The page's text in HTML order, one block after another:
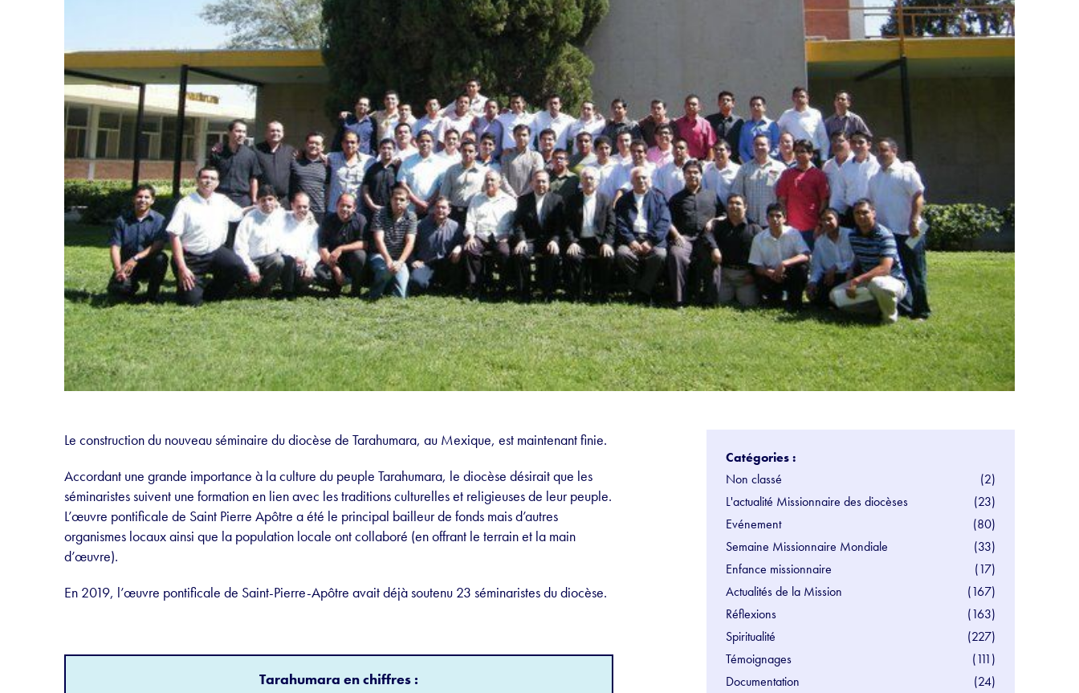
Le construction du nouveau séminaire du diocèse de Tarahumara, au Mexique, est maintenant finie.
Accordant une grande importance à la culture du peuple Tarahumara, le diocèse désirait que les
séminaristes suivent une formation en lien avec les traditions culturelles et religieuses de leur peuple.
L’œuvre pontificale de Saint Pierre Apôtre a été le principal bailleur de fonds mais d’autres
organismes locaux ainsi que la population locale ont collaboré (en offrant le terrain et la main
d’œuvre).
En 2019, l’œuvre pontificale de Saint-Pierre-Apôtre avait déjà soutenu 23 séminaristes du diocèse.
Tarahumara en chiffres :
Catégories :
Non classé
(2)
L'actualité Missionnaire des diocèses
(23)
Evénement
(80)
Semaine Missionnaire Mondiale
(33)
Enfance missionnaire
(17)
Actualités de la Mission
(167)
Réflexions
(163)
Spiritualité
(227)
Témoignages
(111)
Documentation
(24)